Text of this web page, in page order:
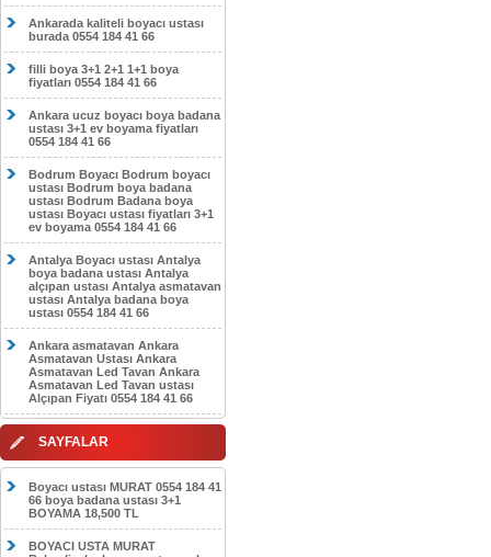
Ankarada kaliteli boyacı ustası
burada 0554 184 41 66
filli boya 3+1 2+1 1+1 boya
fiyatları 0554 184 41 66
Ankara ucuz boyacı boya badana
ustası 3+1 ev boyama fiyatları
0554 184 41 66
Bodrum Boyacı Bodrum boyacı
ustası Bodrum boya badana
ustası Bodrum Badana boya
ustası Boyacı ustası fiyatları 3+1
ev boyama 0554 184 41 66
Antalya Boyacı ustası Antalya
boya badana ustası Antalya
alçıpan ustası Antalya asmatavan
ustası Antalya badana boya
ustası 0554 184 41 66
Ankara asmatavan Ankara
Asmatavan Ustası Ankara
Asmatavan Led Tavan Ankara
Asmatavan Led Tavan ustası
Alçıpan Fiyatı 0554 184 41 66
SAYFALAR
Boyacı ustası MURAT 0554 184 41
66 boya badana ustası 3+1
BOYAMA 18,500 TL
BOYACI USTA MURAT